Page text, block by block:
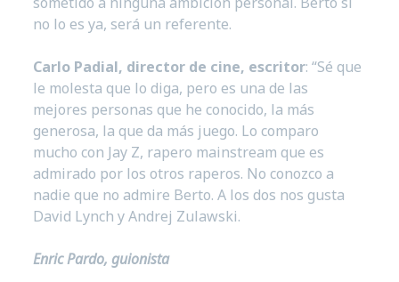
no lo es ya, será un referente.
Carlo Padial, director de cine, escritor: “Sé que
le molesta que lo diga, pero es una de las
mejores personas que he conocido, la más
generosa, la que da más juego. Lo comparo
mucho con Jay Z, rapero mainstream que es
admirado por los otros raperos. No conozco a
nadie que no admire Berto. A los dos nos gusta
David Lynch y Andrej Zulawski.
Enric Pardo, guionista